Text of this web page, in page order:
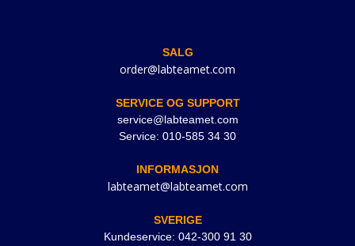
SALG
order@labteamet.com
SERVICE OG SUPPORT
service@labteamet.com
Service: 010-585 34 30
INFORMASJON
labteamet@labteamet.com
SVERIGE
Kundeservice: 042-300 91 30